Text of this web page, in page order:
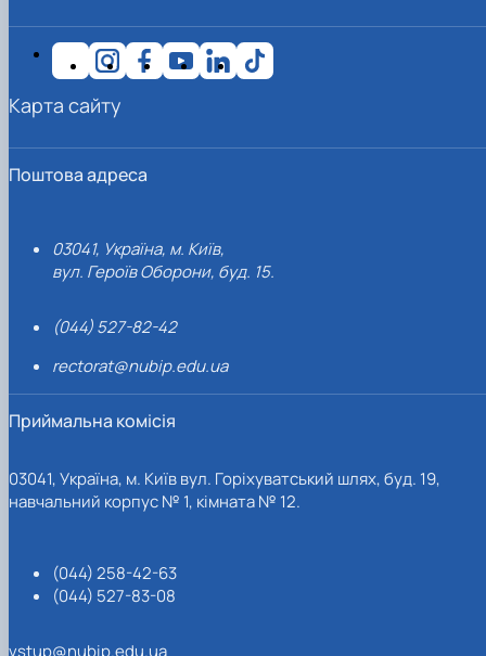
Поштова адреса
03041, Україна, м. Київ,
вул. Героїв Оборони, буд. 15.
(044) 527-82-42
rectorat@nubip.edu.ua
Приймальна комісія
03041, Україна, м. Київ вул. Горіхуватський шлях, буд. 19,
навчальний корпус № 1, кімната № 12.
(044) 258-42-63
(044) 527-83-08
vstup@nubip.edu.ua
Карта сайту